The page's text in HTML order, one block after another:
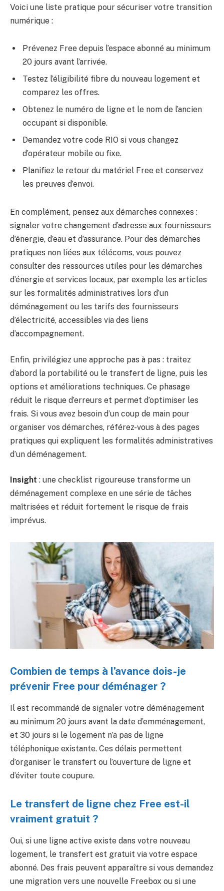
Voici une liste pratique pour sécuriser votre transition
numérique :
Prévenez Free depuis l’espace abonné au minimum
20 jours avant l’arrivée.
Testez l’éligibilité fibre du nouveau logement et
comparez les offres.
Obtenez le numéro de ligne et le nom de l’ancien
occupant si disponible.
Demandez votre code RIO si vous changez
d’opérateur mobile ou fixe.
Planifiez le retour du matériel Free et conservez
les preuves d’envoi.
En complément, pensez aux démarches connexes :
signaler votre changement d’adresse aux fournisseurs
d’énergie, d’eau et d’assurance. Pour des démarches
pratiques non liées aux télécoms, vous pouvez
consulter des ressources utiles pour les démarches
d’énergie et services locaux, par exemple les articles
sur les formalités administratives lors d’un
déménagement ou les tarifs des fournisseurs
d’électricité, accessibles via des liens
d’accompagnement.
Enfin, privilégiez une approche pas à pas : traitez
d’abord la portabilité ou le transfert de ligne, puis les
options et améliorations techniques. Ce phasage
réduit le risque d’erreurs et permet d’optimiser les
frais. Si vous avez besoin d’un coup de main pour
organiser vos démarches, référez-vous à des pages
pratiques qui expliquent les formalités administratives
d’un déménagement.
Insight : une checklist rigoureuse transforme un
déménagement complexe en une série de tâches
maîtrisées et réduit fortement le risque de frais
imprévus.
Combien de temps à l’avance dois-je
prévenir Free pour déménager ?
Il est recommandé de signaler votre déménagement
au minimum 20 jours avant la date d’emménagement,
et 30 jours si le logement n’a pas de ligne
téléphonique existante. Ces délais permettent
d’organiser le transfert ou l’ouverture de ligne et
d’éviter toute coupure.
Le transfert de ligne chez Free est-il
vraiment gratuit ?
Oui, si une ligne active existe dans votre nouveau
logement, le transfert est gratuit via votre espace
abonné. Des frais peuvent apparaître si vous demandez
une migration vers une nouvelle Freebox ou si une